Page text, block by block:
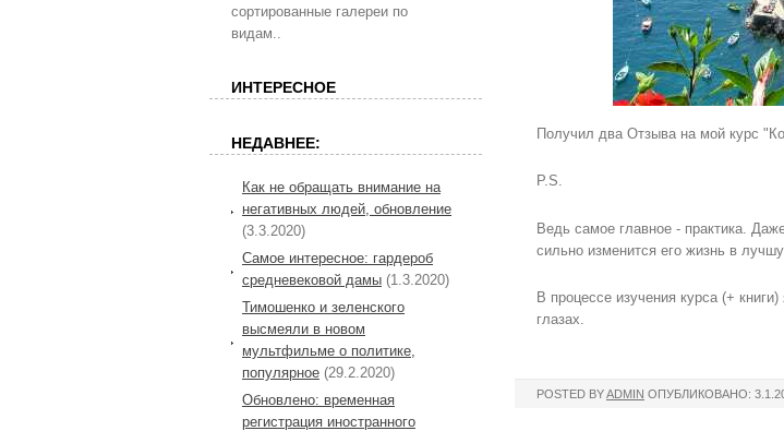
Получил два Отзыва на мой курс
P.S.
Ведь самое главное - практика.
сильно изменится его жизнь в
В процессе изучения курса (+
глазах.
POSTED BYADMIN ОПУБЛИКОВАНО:
сортированные галереи по
видам..
ИНТЕРЕСНОЕ
НЕДАВНЕЕ:
Как не обращать внимание на
негативных людей, обновление
(3.3.2020)
Самое интересное: гардероб
средневековой дамы (1.3.2020)
Тимошенко и зеленского
высмеяли в новом
мультфильме о политике,
популярное (29.2.2020)
Обновлено: временная
регистрация иностранного